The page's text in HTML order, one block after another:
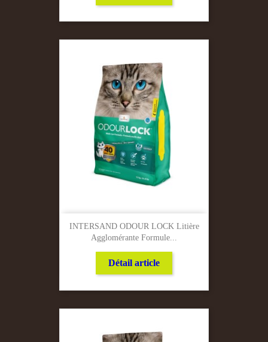
INTERSAND ODOUR LOCK Litière
Agglomérante Formule...
Détail article